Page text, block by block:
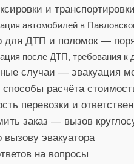
и
автомобилей в
для ДТП и поломок —
после ДТП, требования к
случаи — эвакуация
расчёта
перевозки и
заказ — вызов
вызову эвакуатора
на вопросы